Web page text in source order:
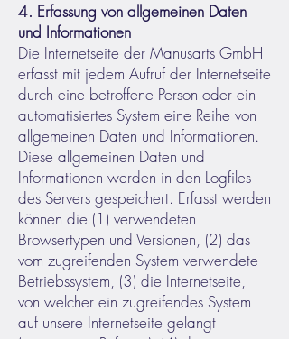
4. Erfassung von allgemeinen Daten
und Informationen
Die Internetseite der Manusarts GmbH
erfasst mit jedem Aufruf der Internetseite
durch eine betroffene Person oder ein
automatisiertes System eine Reihe von
allgemeinen Daten und Informationen.
Diese allgemeinen Daten und
Informationen werden in den Logfiles
des Servers gespeichert. Erfasst werden
können die (1) verwendeten
Browsertypen und Versionen, (2) das
vom zugreifenden System verwendete
Betriebssystem, (3) die Internetseite,
von welcher ein zugreifendes System
auf unsere Internetseite gelangt